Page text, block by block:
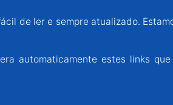
de ler e sempre atualizado.
automaticamente estes links